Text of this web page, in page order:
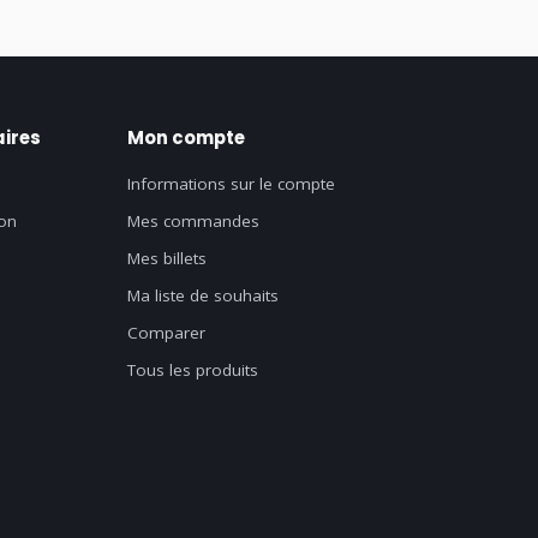
Mon compte
Informations sur le compte
Mes commandes
Mes billets
Ma liste de souhaits
Comparer
Tous les produits